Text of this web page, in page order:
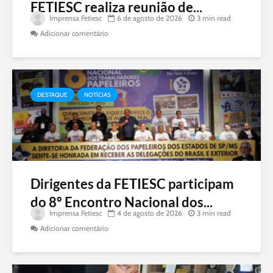
FETIESC realiza reunião de...
Imprensa Fetiesc 6 de agosto de 2026
3 min read
Adicionar comentário
DESTAQUE NOTÍCIAS
Dirigentes da FETIESC participam
do 8º Encontro Nacional dos...
Imprensa Fetiesc 4 de agosto de 2026
3 min read
Adicionar comentário